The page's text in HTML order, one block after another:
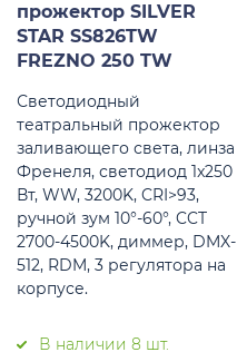
прожектор SILVER
STAR SS826TW
FREZNO 250 TW
Светодиодный
театральный прожектор
заливающего света, линза
Френеля, светодиод 1x250
Вт, WW, 3200K, CRI>93,
ручной зум 10°-60°, CCT
2700-4500K, диммер, DMX-
512, RDM, 3 регулятора на
корпусе.
В наличии 8 шт.